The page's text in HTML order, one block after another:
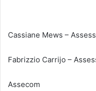
Cassiane Mews –
Fabrizzio Carrijo –
Assecom